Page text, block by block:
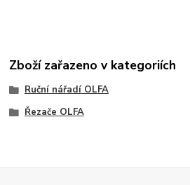
Zboží zařazeno v kategoriích
Ruční nářadí OLFA
Řezače OLFA